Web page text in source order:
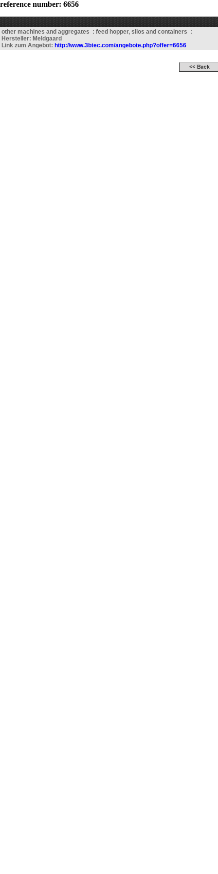
reference number: 6656
other machines and aggregates : feed hopper, silos and containers :
Hersteller: Meldgaard
Link zum Angebot: http://www.3btec.com/angebote.php?offer=6656